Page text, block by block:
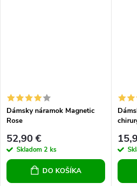
Dámsky náramok Magnetic
Rose
52,90 €
Skladom 2 ks
DO KOŠÍKA